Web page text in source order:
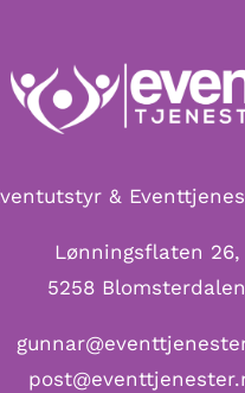
&
Lønningsflaten 26,
5258 Blomsterdalen